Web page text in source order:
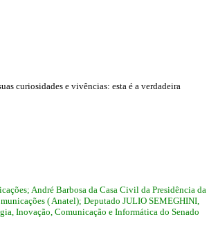
curiosidades e vivências: esta é a verdadeira
André Barbosa da Casa Civil da Presidência da
( Anatel); Deputado JULIO SEMEGHINI,
Inovação, Comunicação e Informática do Senado